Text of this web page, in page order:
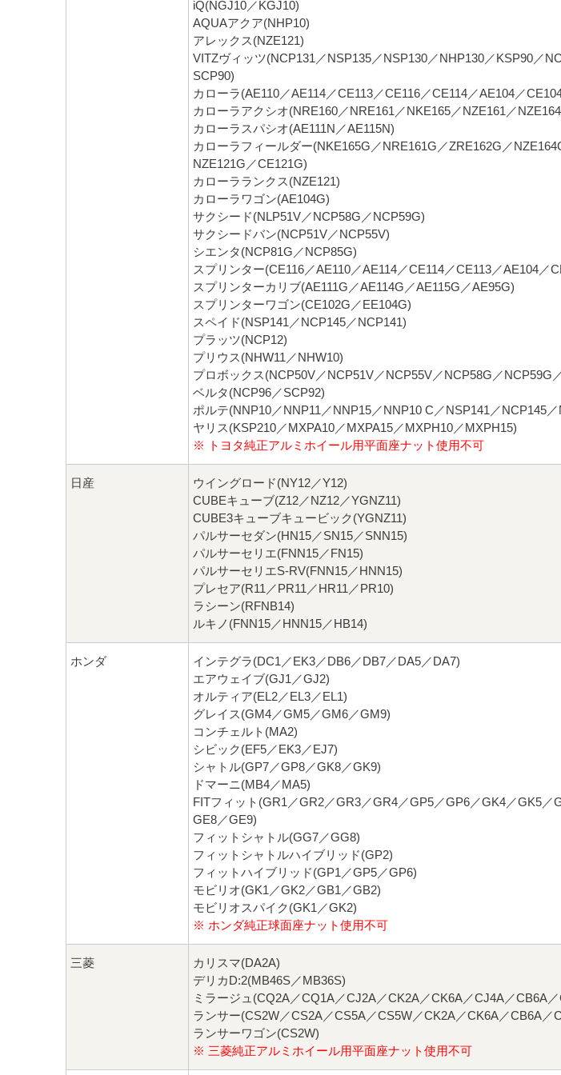
iQ(NGJ10／KGJ10)
AQUAアクア(NHP10)
アレックス(NZE121)
VITZヴィッツ(NCP131／NSP135／NSP130／NHP130／KSP90／
SCP90)
カローラ(AE110／AE114／CE113／CE116／CE114／AE104／
カローラアクシオ(NRE160／NRE161／NKE165／NZE161／
カローラスパシオ(AE111N／AE115N)
カローラフィールダー(NKE165G／NRE161G／ZRE162G／
NZE121G／CE121G)
カローラランクス(NZE121)
カローラワゴン(AE104G)
サクシード(NLP51V／NCP58G／NCP59G)
サクシードバン(NCP51V／NCP55V)
シエンタ(NCP81G／NCP85G)
スプリンター(CE116／AE110／AE114／CE114／CE113／AE104／
スプリンターカリブ(AE111G／AE114G／AE115G／AE95G)
スプリンターワゴン(CE102G／EE104G)
スペイド(NSP141／NCP145／NCP141)
プラッツ(NCP12)
プリウス(NHW11／NHW10)
プロボックス(NCP50V／NCP51V／NCP55V／NCP58G／NCP59G
ベルタ(NCP96／SCP92)
ポルテ(NNP10／NNP11／NNP15／NNP10 C／NSP141／NCP145
ヤリス(KSP210／MXPA10／MXPA15／MXPH10／MXPH15)
※ トヨタ純正アルミホイール用平面座ナット使用不可
日産
ウイングロード(NY12／Y12)
CUBEキューブ(Z12／NZ12／YGNZ11)
CUBE3キューブキュービック(YGNZ11)
パルサーセダン(HN15／SN15／SNN15)
パルサーセリエ(FNN15／FN15)
パルサーセリエS-RV(FNN15／HNN15)
プレセア(R11／PR11／HR11／PR10)
ラシーン(RFNB14)
ルキノ(FNN15／HNN15／HB14)
ホンダ
インテグラ(DC1／EK3／DB6／DB7／DA5／DA7)
エアウェイブ(GJ1／GJ2)
オルティア(EL2／EL3／EL1)
グレイス(GM4／GM5／GM6／GM9)
コンチェルト(MA2)
シビック(EF5／EK3／EJ7)
シャトル(GP7／GP8／GK8／GK9)
ドマーニ(MB4／MA5)
FITフィット(GR1／GR2／GR3／GR4／GP5／GP6／GK4／GK5／
GE8／GE9)
フィットシャトル(GG7／GG8)
フィットシャトルハイブリッド(GP2)
フィットハイブリッド(GP1／GP5／GP6)
モビリオ(GK1／GK2／GB1／GB2)
モビリオスパイク(GK1／GK2)
※ ホンダ純正球面座ナット使用不可
三菱
カリスマ(DA2A)
デリカD:2(MB46S／MB36S)
ミラージュ(CQ2A／CQ1A／CJ2A／CK2A／CK6A／CJ4A／CB6A
ランサー(CS2W／CS2A／CS5A／CS5W／CK2A／CK6A／CB6A／
ランサーワゴン(CS2W)
※ 三菱純正アルミホイール用平面座ナット使用不可